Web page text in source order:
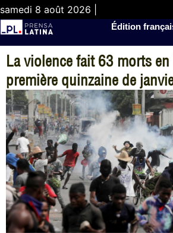
samedi 8 août 2026 |
Édition
La violence fait 63 morts
première quinzaine de